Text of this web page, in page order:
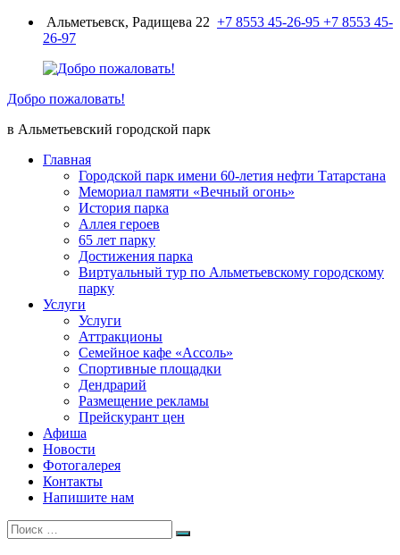
ПерейтиАльметьевск, Радищева 22 +7 8553 45-26-95 +7 8553 45-
26-97
Добро пожаловать!
в Альметьевский городской парк
Главная
Городской парк имени 60-летия нефти Татарстана
Мемориал памяти «Вечный огонь»
История парка
Аллея героев
65 лет парку
Достижения парка
Виртуальный тур по Альметьевскому городскому
парку
Услуги
Услуги
Аттракционы
Семейное кафе «Ассоль»
Спортивные площадки
Дендрарий
Размещение рекламы
Прейскурант цен
Афиша
Новости
Фотогалерея
Контакты
Напишите нам
Искать:
Поиск